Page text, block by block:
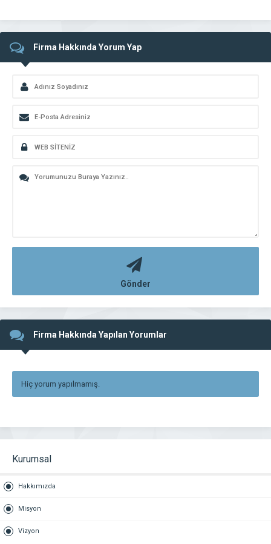
Firma Hakkında Yorum Yap
Gönder
Firma Hakkında Yapılan Yorumlar
Hiç yorum yapılmamış.
Kurumsal
Hakkımızda
Misyon
Vizyon